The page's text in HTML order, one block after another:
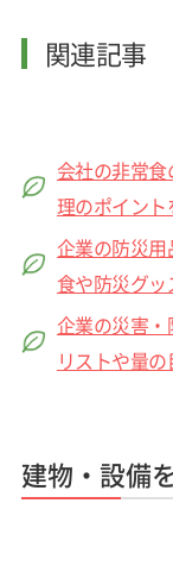
関連記事
会社の非常
理のポイン
企業の防災
食や防災グ
企業の災害
リストや量
建物・設備